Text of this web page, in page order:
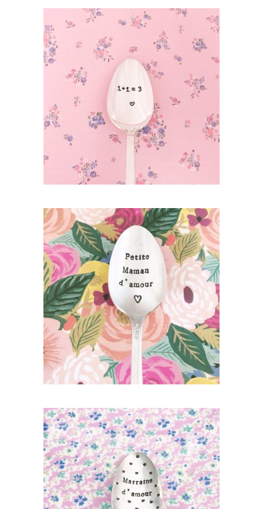
PETITE CUILLÈRE GRAVÉE VINTAGE : 1+1=3
35,00€
AJOUTER AU PANIER
PETITE CUILLÈRE GRAVÉE VINTAGE :
PETITE MAMAN D’AMOUR
35,00€
AJOUTER AU PANIER
PETITE CUILLÈRE GRAVÉE VINTAGE :
MARRAINE D’AMOUR
36,00